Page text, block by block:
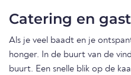
Catering en
Als je veel baadt en je
honger. In de buurt van de
buurt. Een snelle blik op de